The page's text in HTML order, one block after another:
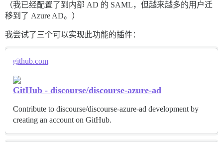
（我已经配置了到内部 AD 的 SAML，但越来越多的用户迁
移到了 Azure AD。）
我尝试了三个可以实现此功能的插件：
github.com
GitHub - discourse/discourse-azure-ad
Contribute to discourse/discourse-azure-ad development by
creating an account on GitHub.